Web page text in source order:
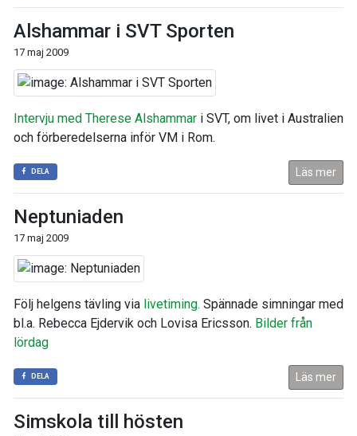
Alshammar i SVT Sporten
17 maj 2009
Intervju med Therese Alshammar i SVT, om livet i Australien
och förberedelserna inför VM i Rom.
DELA Läs mer
Neptuniaden
17 maj 2009
Följ helgens tävling via livetiming. Spännade simningar med
bl.a. Rebecca Ejdervik och Lovisa Ericsson. Bilder från
lördag
DELA Läs mer
Simskola till hösten